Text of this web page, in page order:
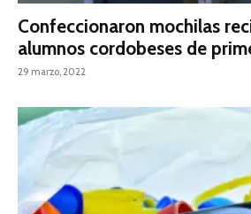
Confeccionaron mochilas
alumnos cordobeses de
29 marzo, 2022